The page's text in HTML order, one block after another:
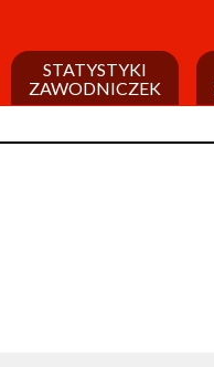
STATYSTYKI
ZAWODNICZEK